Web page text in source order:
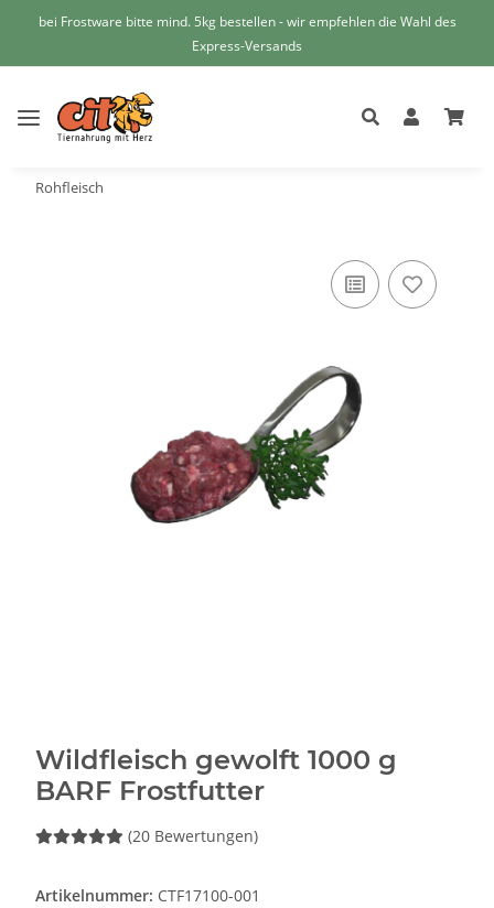
bei Frostware bitte mind. 5kg bestellen - wir empfehlen die Wahl des
Express-Versands
Rohfleisch
Wildfleisch gewolft 1000 g
BARF Frostfutter
(20 Bewertungen)
Artikelnummer: CTF17100-001